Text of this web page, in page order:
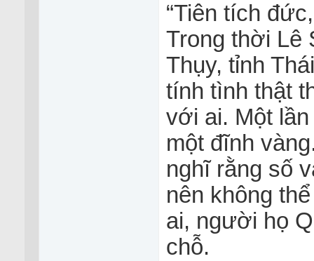
“Tiên tích
Trong thời Lê
Thụy, tỉnh
tính tình thật
với ai. Một
một đĩnh
nghĩ rằng số
nên không
ai, người họ
chỗ.